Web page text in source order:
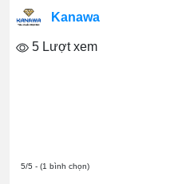
Kanawa
5 Lượt xem
5/5 - (1 bình chọn)